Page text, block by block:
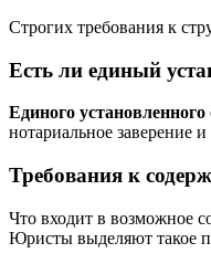
Строгих требования к
Есть ли единый
Единого установленного
нотариальное заверение
Требования к
Что входит в возможное
Юристы выделяют такое